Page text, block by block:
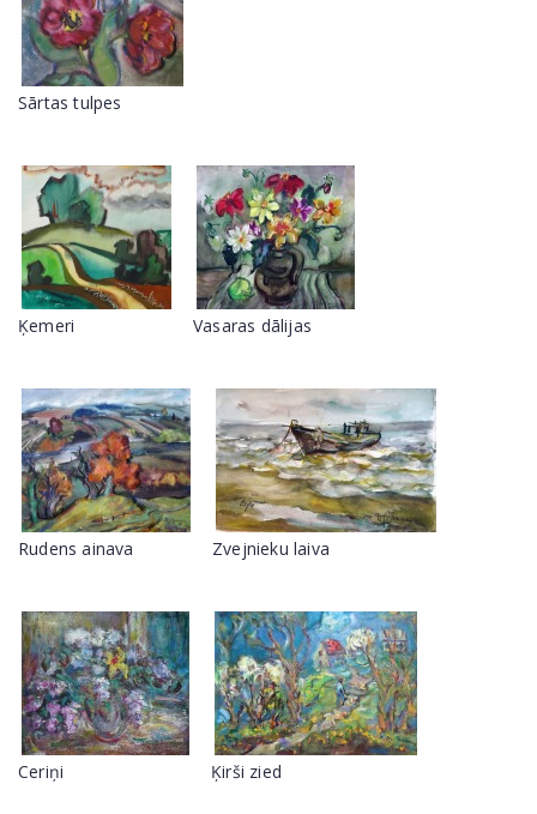
Sārtas tulpes
Ķemeri Vasaras dālijas
Rudens ainava Zvejnieku laiva
Ceriņi Ķirši zied